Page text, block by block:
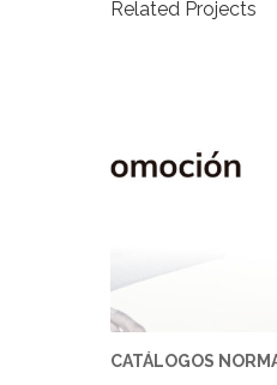
Related Projects
CATÁLOGOS